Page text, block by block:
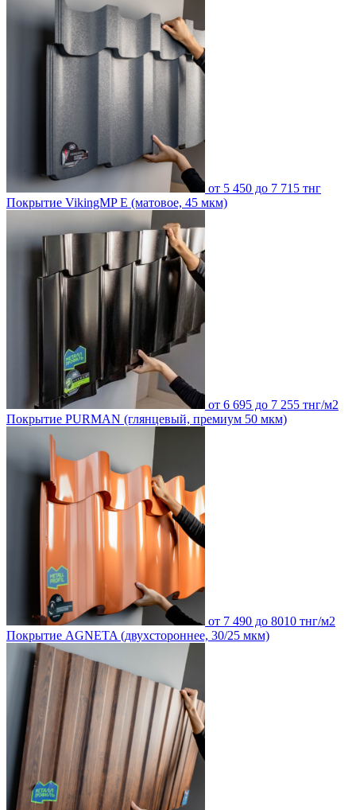
от 5 450 до 7 715 тнг
Покрытие VikingMP E (матовое, 45 мкм)
от 6 695 до 7 255 тнг/м2
Покрытие PURMAN (глянцевый, премиум 50 мкм)
от 7 490 до 8010 тнг/м2
Покрытие AGNETA (двухстороннее, 30/25 мкм)